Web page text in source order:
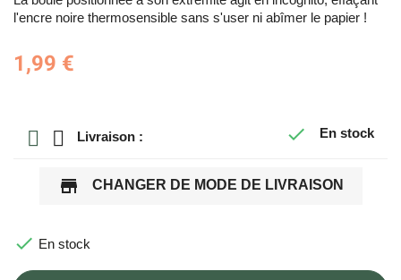
l'encre noire thermosensible sans s'user ni abîmer le papier !
1,99 €
Livraison :  En stock
store CHANGER DE MODE DE LIVRAISON
 En stock